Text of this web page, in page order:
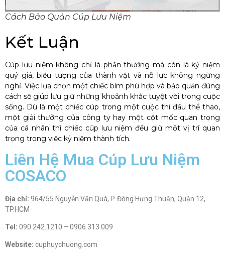
Cách Bảo Quản Cúp Lưu Niệm
Kết Luận
Cúp lưu niệm không chỉ là phần thưởng mà còn là kỷ niệm
quý giá, biểu tượng của thành vật và nỗ lực không ngừng
nghỉ. Việc lựa chọn một chiếc bím phù hợp và bảo quản đúng
cách sẽ giúp lưu giữ những khoảnh khắc tuyệt vời trong cuộc
sống. Dù là một chiếc cúp trong một cuộc thi đấu thể thao,
một giải thưởng của công ty hay một cột mốc quan trọng
của cá nhân thì chiếc cúp lưu niệm đều giữ một vị trí quan
trọng trong việc kỷ niệm thành tích.
Liên Hệ Mua Cúp Lưu Niệm
COSACO
Địa chỉ: 964/55 Nguyễn Văn Quá, P. Đông Hưng Thuận, Quận 12,
TP.HCM
Tel: 090.242.1210 – 0906.313.009
Website: cuphuychuong.com